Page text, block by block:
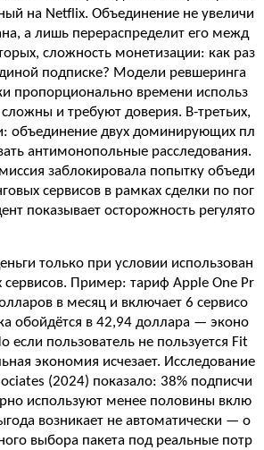
на Netflix. Объединение не увеличи
а лишь перераспределит его межд
сложность монетизации: как раз
подписке? Модели ревшеринга
пропорционально времени использ
и требуют доверия. В-третьих,
объединение двух доминирующих пл
антимонопольные расследования.
заблокировала попытку объеди
сервисов в рамках сделки по пог
показывает осторожность регулято
только при условии использован
сервисов. Пример: тариф Apple One Pr
в месяц и включает 6 сервисо
обойдётся в 42,94 доллара — эконо
если пользователь не пользуется Fit
экономия исчезает. Исследование
(2024) показало: 38% подписчи
используют менее половины вклю
возникает не автоматически — о
выбора пакета под реальные потр